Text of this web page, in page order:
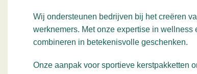
Wij ondersteunen bedrijven bij het creëren
werknemers. Met onze expertise in
combineren in betekenisvolle geschenken.
Onze aanpak voor sportieve kerstpakketten